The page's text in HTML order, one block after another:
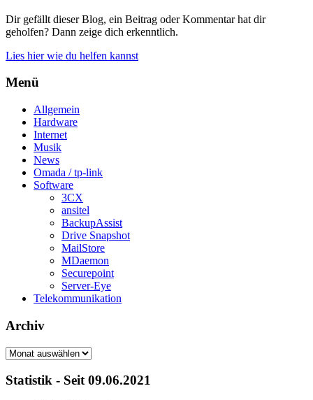
Dir gefällt dieser Blog, ein Beitrag oder Kommentar hat dir
geholfen? Dann zeige dich erkenntlich.
Lies hier wie du helfen kannst
Menü
Allgemein
Hardware
Internet
Musik
News
Omada / tp-link
Software
3CX
ansitel
BackupAssist
Drive Snapshot
MailStore
MDaemon
Securepoint
Server-Eye
Telekommunikation
Archiv
Archiv
Statistik - Seit 09.06.2021